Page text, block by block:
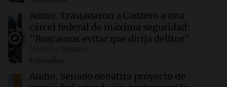
11:03 La Popu
Agenda de bailes de cuarteto en Córdoba
11:03 Sociedad
La ANMAT prohíbe lotes de crema
antiinflamatoria tras robo en planta industrial
Audio. Trasladaron a Cantero a una
cárcel federal de máxima seguridad:
"Buscamos evitar que dirija delitos"
Episodios
Audio. Senado debatirá proyecto de